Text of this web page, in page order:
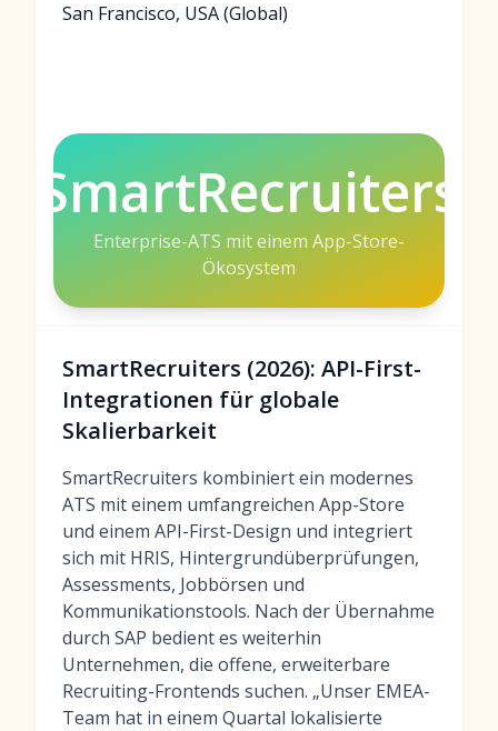
San Francisco, USA (Global)
SmartRecruiters
Enterprise-ATS mit einem App-Store-
Ökosystem
SmartRecruiters (2026): API-First-
Integrationen für globale
Skalierbarkeit
SmartRecruiters kombiniert ein modernes
ATS mit einem umfangreichen App-Store
und einem API-First-Design und integriert
sich mit HRIS, Hintergrundüberprüfungen,
Assessments, Jobbörsen und
Kommunikationstools. Nach der Übernahme
durch SAP bedient es weiterhin
Unternehmen, die offene, erweiterbare
Recruiting-Frontends suchen. „Unser EMEA-
Team hat in einem Quartal lokalisierte